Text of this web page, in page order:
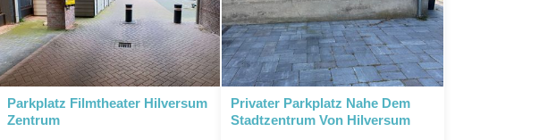
Parkplatz Filmtheater Hilversum
Zentrum
Privater Parkplatz Nahe Dem
Stadtzentrum Von Hilversum